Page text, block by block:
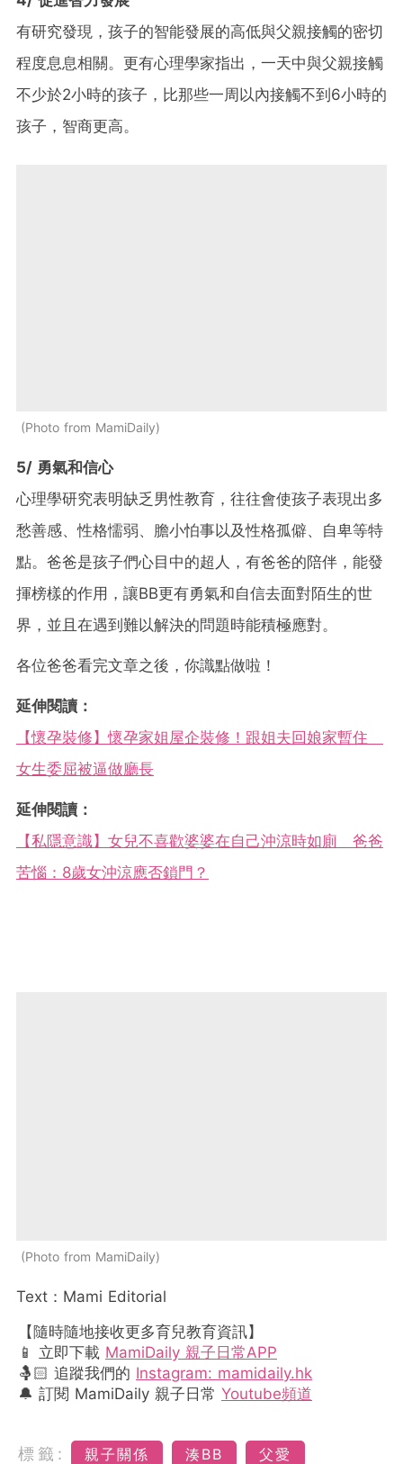
有研究發現，孩子的智能發展的高低與父親接觸的密切
程度息息相關。更有心理學家指出，一天中與父親接觸
不少於2小時的孩子，比那些一周以內接觸不到6小時的
孩子，智商更高。
Photo from MamiDaily
5/ 勇氣和信心
心理學研究表明缺乏男性教育，往往會使孩子表現出多
愁善感、性格懦弱、膽小怕事以及性格孤僻、自卑等特
點。爸爸是孩子們心目中的超人，有爸爸的陪伴，能發
揮榜樣的作用，讓BB更有勇氣和自信去面對陌生的世
界，並且在遇到難以解決的問題時能積極應對。
各位爸爸看完文章之後，你識點做啦！
延伸閱讀：
【懷孕裝修】懷孕家姐屋企裝修！跟姐夫回娘家暫住
女生委屈被逼做廳長
延伸閱讀：
【私隱意識】女兒不喜歡婆婆在自己沖涼時如廁 爸爸
苦惱：8歲女沖涼應否鎖門？
Photo from MamiDaily
Text：Mami Editorial
【隨時隨地接收更多育兒教育資訊】
📱 立即下載 MamiDaily 親子日常APP
🤱🏻 追蹤我們的 Instagram: mamidaily.hk
🔔 訂閱 MamiDaily 親子日常 Youtube頻道
標籤: 親子關係 湊BB
父愛